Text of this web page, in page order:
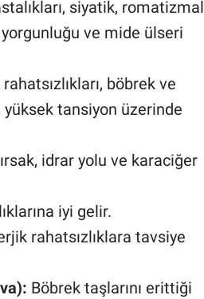
siyatik, romatizmal
yorgunluğu ve mide ülseri
böbrek ve
tansiyon üzerinde
idrar yolu ve karaciğer
iyi gelir.
rahatsızlıklara tavsiye
Böbrek taşlarını erittiği